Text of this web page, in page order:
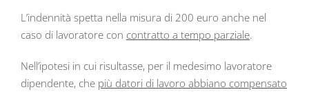
L’indennità spetta nella misura di 200 euro anche nel
caso di lavoratore con contratto a tempo parziale.
Nell’ipotesi in cui risultasse, per il medesimo lavoratore
dipendente, che più datori di lavoro abbiano compensato